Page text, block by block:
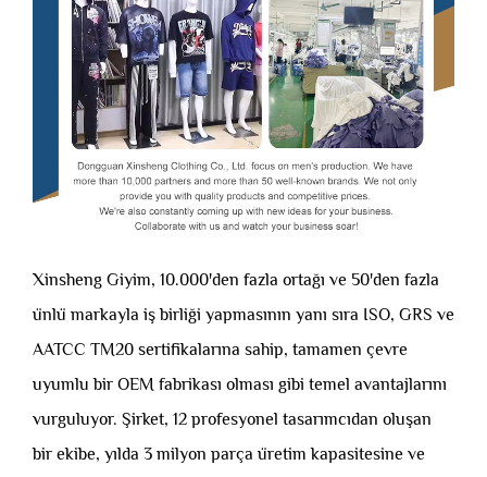
Xinsheng Giyim, 10.000'den fazla ortağı ve 50'den fazla
ünlü markayla iş birliği yapmasının yanı sıra ISO, GRS ve
AATCC TM20 sertifikalarına sahip, tamamen çevre
uyumlu bir OEM fabrikası olması gibi temel avantajlarını
vurguluyor. Şirket, 12 profesyonel tasarımcıdan oluşan
bir ekibe, yılda 3 milyon parça üretim kapasitesine ve